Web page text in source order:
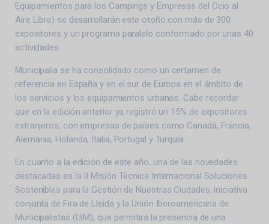
Equipamientos para los Campings y Empresas del Ocio al
Aire Libre) se desarrollarán este otoño con más de 300
expositores y un programa paralelo conformado por unas 40
actividades.
Municipalia se ha consolidado como un certamen de
referencia en España y en el sur de Europa en el ámbito de
los servicios y los equipamientos urbanos. Cabe recordar
que en la edición anterior ya registró un 15% de expositores
extranjeros, con empresas de países como Canadá, Francia,
Alemania, Holanda, Italia, Portugal y Turquía.
En cuanto a la edición de este año, una de las novedades
destacadas es la II Misión Técnica Internacional Soluciones
Sostenibles para la Gestión de Nuestras Ciudades, iniciativa
conjunta de Fira de Lleida y la Unión Iberoamericana de
Municipalistas (UIM), que permitirá la presencia de una